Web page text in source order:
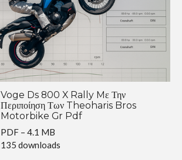
Voge Ds 800 X Rally Mε Την
Περιποίηση Των Theoharis Bros
Motorbike Gr Pdf
PDF – 4.1 MB
135 downloads